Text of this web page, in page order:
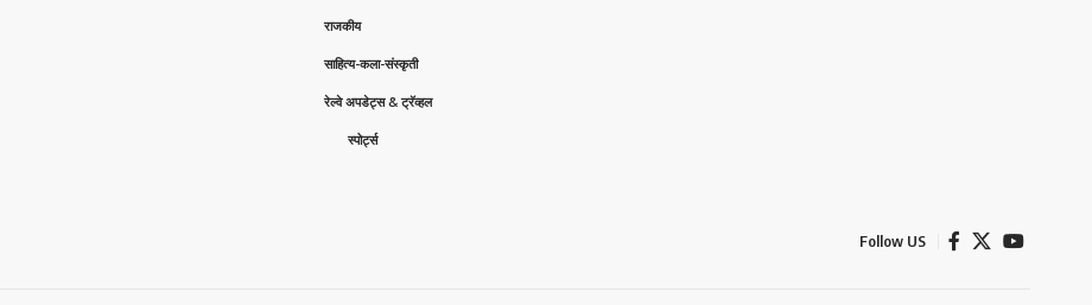
राजकीय
साहित्य-कला-संस्कृती
रेल्वे अपडेट्स & ट्रॅव्हल
स्पोर्ट्स
Follow US